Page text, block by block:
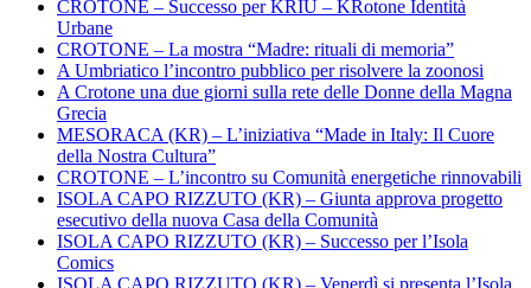
CROTONE – Successo per KRIU – KRotone Identità
Urbane
CROTONE – La mostra “Madre: rituali di memoria”
A Umbriatico l’incontro pubblico per risolvere la zoonosi
A Crotone una due giorni sulla rete delle Donne della Magna
Grecia
MESORACA (KR) – L’iniziativa “Made in Italy: Il Cuore
della Nostra Cultura”
CROTONE – L’incontro su Comunità energetiche rinnovabili
ISOLA CAPO RIZZUTO (KR) – Giunta approva progetto
esecutivo della nuova Casa della Comunità
ISOLA CAPO RIZZUTO (KR) – Successo per l’Isola
Comics
ISOLA CAPO RIZZUTO (KR) – Venerdì si presenta l’Isola